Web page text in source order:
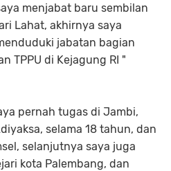
menjabat baru sembilan
Lahat, akhirnya saya
jabatan bagian
TPPU di Kejagung RI "
pernah tugas di Jambi,
selama 18 tahun, dan
selanjutnya saya juga
kota Palembang, dan